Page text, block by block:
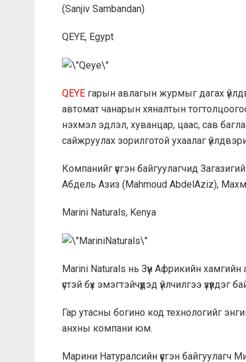
(Sanjiv Sambandan)
QEYE, Egypt
QEYE гарын авлагын журмыг дагах
автомат чанарын хяналтын
нэхмэл эдлэл, хуванцар, цаас, сав
сайжруулах зорилготой ухаалаг
Компанийг үүсгэн байгуулагчид
Абдель Азиз (Mahmoud AbdelAziz),
Marini Naturals, Kenya
Marini Naturals нь Зүүн Африкийн
үстэй бүх эмэгтэйчүүдэд үйлчилгээ үзүүлдэг
Гар утасны богино код технологийг
анхны компани юм.
Марини Натуралсийн үүсгэн байгуулагч